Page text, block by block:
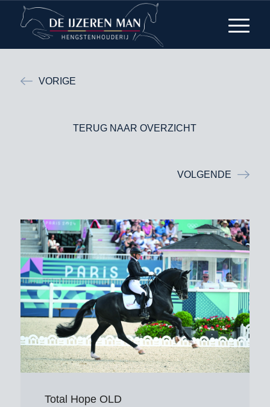
VORIGE
TERUG NAAR OVERZICHT
VOLGENDE
Total Hope OLD